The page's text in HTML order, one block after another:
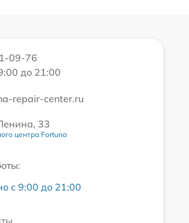
09-76
до 21:00
repair-center.ru
33
центра Fortuna
с 9:00 до 21:00